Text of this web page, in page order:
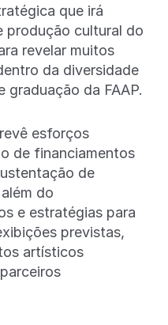
que irá
produção cultural do
revelar muitos
da diversidade
graduação da FAAP.
esforços
de financiamentos
de
do
e estratégias para
previstas,
artísticos